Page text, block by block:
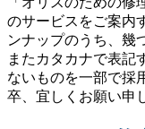
のサービスをご案内
ンナップのうち、幾
またカタカナで表記
ないものを一部で採
卒、宜しくお願い申